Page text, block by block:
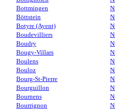
Bottmingen
Böttstein
Botyre (Ayent)
Boudevilliers
Boudry
Bougy-Villars
Boulens
Bouloz
Bourg-St-Pierre
Bourguillon
Bournens
Bourrignon